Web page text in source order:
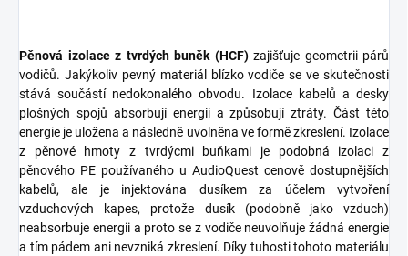
Pěnová izolace z tvrdých buněk (HCF)zajišťuje geometrii párů
vodičů. Jakýkoliv pevný materiál blízko vodiče se ve skutečnosti
stává součástí nedokonalého obvodu. Izolace kabelů a desky
plošných spojů absorbují energii a způsobují ztráty. Část této
energie je uložena a následně uvolněna ve formě zkreslení. Izolace
z pěnové hmoty z tvrdýcmi buňkami je podobná izolaci z
pěnového PE používaného u AudioQuest cenově dostupnějších
kabelů, ale je injektována dusíkem za účelem vytvoření
vzduchových kapes, protože dusík (podobně jako vzduch)
neabsorbuje energii a proto se z vodiče neuvolňuje žádná energie
a tím pádem ani nevzniká zkreslení. Díky tuhosti tohoto materiálu